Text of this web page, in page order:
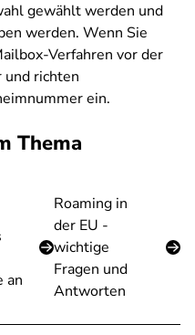
gewählt werden und
werden. Wenn Sie
Verfahren vor der
richten
ein.
Thema
an
Roaming in
der EU -
wichtige
Fragen und
Antworten